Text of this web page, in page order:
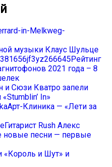
музыки Клаус Шульце
Рейтинг
2021 года – 8
и Сюзи Кватро запели
In»
Арт-Клиника — «Лети за
Гитарист Rush Алекс
новые песни — первые